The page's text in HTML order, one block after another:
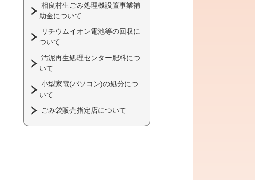
相良村生ごみ処理機設置事業補
助金について
リチウムイオン電池等の回収に
ついて
汚泥再生処理センター肥料につ
いて
小型家電(パソコン)の処分につ
いて
ごみ袋販売指定店について